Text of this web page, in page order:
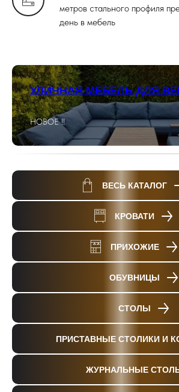
метров стального профиля
день в мебель
УЛИЧНАЯ МЕБЕЛЬ ДЛЯ
НОВОЕ !!
ВЕСЬ КАТАЛОГ
КРОВАТИ
ПРИХОЖИЕ
ОБУВНИЦЫ
СТОЛЫ
ПРИСТАВНЫЕ СТОЛИКИ И
ЖУРНАЛЬНЫЕ